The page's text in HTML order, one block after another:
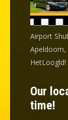
Airport
HetLoogld!
Our
time!